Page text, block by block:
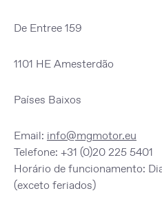
De Entree 159
1101 HE Amesterdão
Países Baixos
Email: info@mgmotor.eu
Telefone: +31 (0)20 225 5401
Horário de funcionamento:
(exceto feriados)